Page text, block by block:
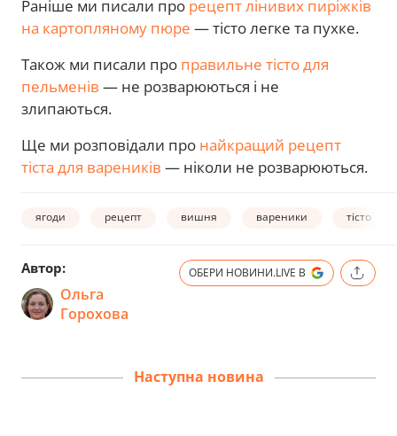
Раніше ми писали про рецепт лінивих пиріжків
на картопляному пюре — тісто легке та пухке.
Також ми писали про правильне тісто для
пельменів — не розварюються і не
злипаються.
Ще ми розповідали про найкращий рецепт
тіста для вареників — ніколи не розварюються.
ягоди рецепт вишня вареники тісто
Автор:
Ольга
Горохова
ОБЕРИ НОВИНИ.LIVE В
Наступна новина